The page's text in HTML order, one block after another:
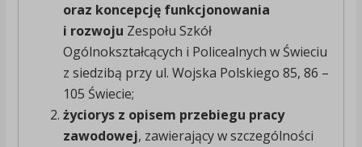
oraz koncepcję funkcjonowania
i rozwoju Zespołu Szkół
Ogólnokształcących i Policealnych w Świeciu
z siedzibą przy ul. Wojska Polskiego 85, 86 –
105 Świecie;
życiorys z opisem przebiegu pracy
zawodowej, zawierający w szczególności